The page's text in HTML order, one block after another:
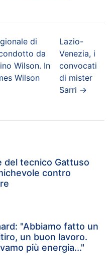
di
da
Wilson. In
Wilson
Lazio-
Venezia, i
convocati
di mister
Sarri →
del tecnico Gattuso
contro
"Abbiamo fatto un
un buon lavoro.
più energia..."